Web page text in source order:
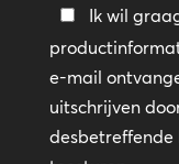
Blijf
in
contact
Ik wil
e-mail
uitschrijven
desbetreffende